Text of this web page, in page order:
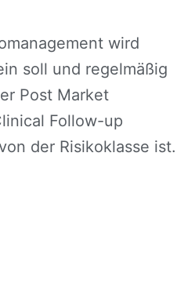
wird
soll und regelmäßig
Post Market
Follow-up
der Risikoklasse ist.